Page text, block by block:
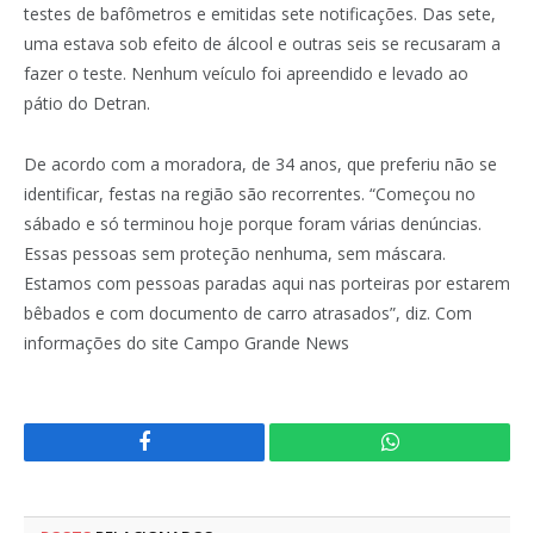
testes de bafômetros e emitidas sete notificações. Das sete,
uma estava sob efeito de álcool e outras seis se recusaram a
fazer o teste. Nenhum veículo foi apreendido e levado ao
pátio do Detran.
De acordo com a moradora, de 34 anos, que preferiu não se
identificar, festas na região são recorrentes. “Começou no
sábado e só terminou hoje porque foram várias denúncias.
Essas pessoas sem proteção nenhuma, sem máscara.
Estamos com pessoas paradas aqui nas porteiras por estarem
bêbados e com documento de carro atrasados”, diz. Com
informações do site Campo Grande News
Facebook WhatsApp